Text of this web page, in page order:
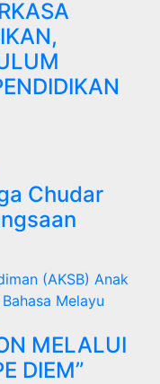
Chudar
(AKSB) Anak
Melayu
MELALUI
DIEM”